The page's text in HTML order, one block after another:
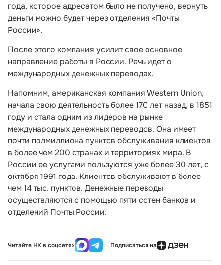
года, которое адресатом было не получено, вернуть
деньги можно будет через отделения «Почты
России».
После этого компания усилит свое основное
направление работы в России. Речь идет о
международных денежных переводах.
Напомним, американская компания Western Union,
начала свою деятельность более 170 лет назад, в 1851
году и стала одним из лидеров на рынке
международных денежных переводов. Она имеет
почти полмиллиона пунктов обслуживания клиентов
в более чем 200 странах и территориях мира. В
России ее услугами пользуются уже более 30 лет, с
октября 1991 года. Клиентов обслуживают в более
чем 14 тыс. пунктов. Денежные переводы
осуществляются с помощью пяти сотен банков и
отделений Почты России.
Читайте НК в соцсетях Подписаться на